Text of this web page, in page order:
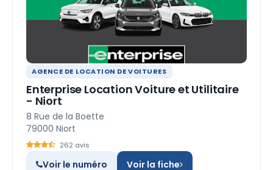
AGENCE DE LOCATION DE VOITURES
Enterprise Location Voiture et Utilitaire
- Niort
8 Rue de la Boette
79000 Niort
262 avis
Voir le numéro Voir la fiche